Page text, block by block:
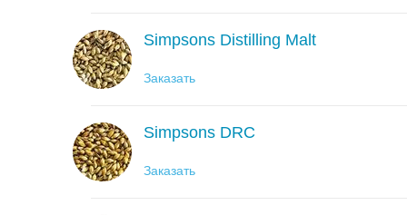
Simpsons Distilling Malt
Заказать
Simpsons DRC
Заказать